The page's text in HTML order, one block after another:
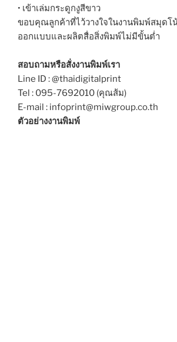
• เข้าเล่มกระดูกงูสีขาว
ขอบคุณลูกค้าที่ไว้วางใจในงานพิมพ์สมุดโน้
ออกแบบและผลิตสื่อสิ่งพิมพ์ไม่มีขั้นต่ำ
สอบถามหรือสั่งงานพิมพ์เรา
Line ID : @thaidigitalprint
Tel : 095-7692010 (คุณส้ม)
E-mail : infoprint@miwgroup.co.th
ตัวอย่างงานพิมพ์